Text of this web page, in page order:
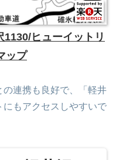
1130/ヒューイットリ
ップ
連携も良好で、「軽井
もアクセスしやすいで